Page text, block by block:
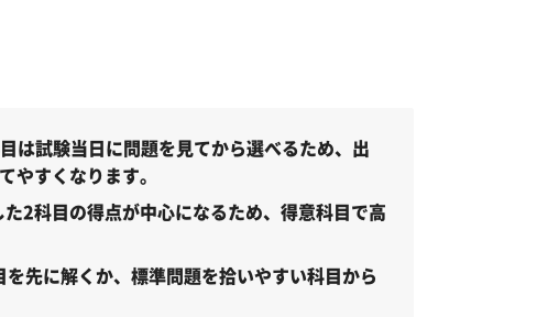
は試験当日に問題を見てから選べるため、出
すくなります。
2科目の得点が中心になるため、得意科目で高
先に解くか、標準問題を拾いやすい科目から